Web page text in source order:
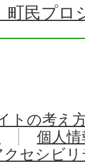
町民プ
トの考え
個人
クセシビ